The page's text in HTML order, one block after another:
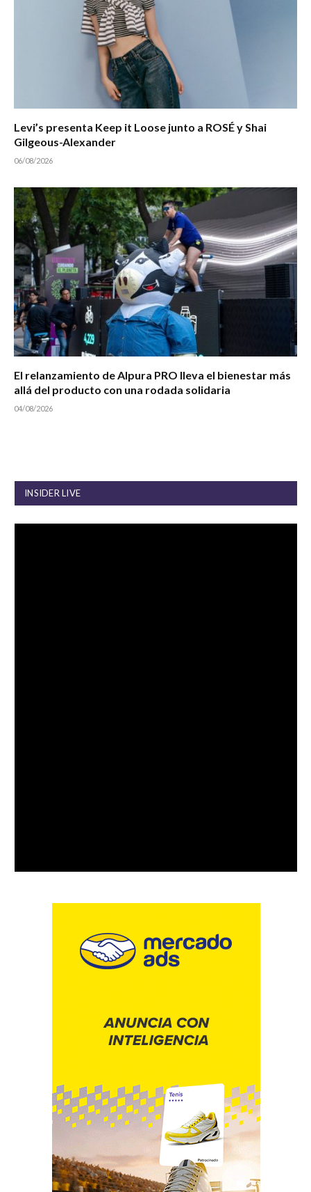
Levi’s presenta Keep it Loose junto a ROSÉ y Shai
Gilgeous-Alexander
06/08/2026
El relanzamiento de Alpura PRO lleva el bienestar más
allá del producto con una rodada solidaria
04/08/2026
INSIDER LIVE